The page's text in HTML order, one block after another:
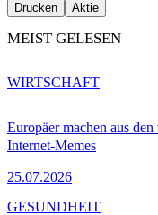
Drucken Aktie
MEIST GELESEN
Europäer machen aus
Internet-Memes
25.07.2026
WIRTSCHAFT
GESUNDHEIT